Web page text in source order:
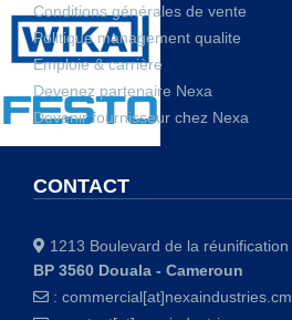
Conditions générales de vente
Politique management qualite
Emploie & carrière
Devenez partenaire Nexa
Devenir fournisseur chez Nexa
CONTACT
1213 Boulevard de la réunification
BP 3560 Douala - Cameroun
: commercial[at]nexaindustries.cm